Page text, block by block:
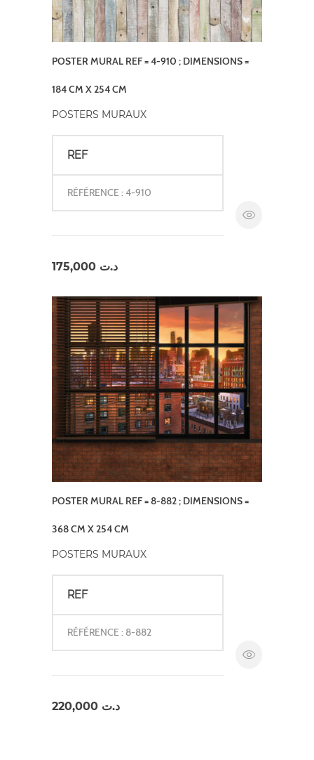
POSTER MURAL REF = 4-910 ; DIMENSIONS =
184 CM X 254 CM
POSTERS MURAUX
REF
RÉFÉRENCE : 4-910
د.ت
POSTER MURAL REF = 8-882 ; DIMENSIONS =
368 CM X 254 CM
POSTERS MURAUX
REF
RÉFÉRENCE : 8-882
د.ت